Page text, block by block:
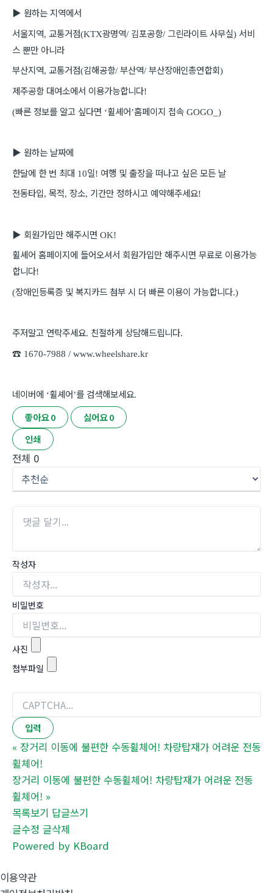
▶ 원하는 지역에서
서울지역, 교통거점(KTX광명역/ 김포공항/ 그린라이트 사무실) 서비
스 뿐만 아니라
부산지역, 교통거점(김해공항/ 부산역/ 부산장애인총연합회)
제주공항 대여소에서 이용가능합니다!
(빠른 정보를 알고 싶다면 ‘휠셰어’홈페이지 접속 GOGO_)
▶ 원하는 날짜에
한달에 한 번 최대 10일! 여행 및 출장을 떠나고 싶은 모든 날
전동타입, 목적, 장소, 기간만 정하시고 예약해주세요!
▶ 회원가입만 해주시면 OK!
휠셰어 홈페이지에 들어오셔서 회원가입만 해주시면 무료로 이용가능
합니다!
(장애인등록증 및 복지카드 첨부 시 더 빠른 이용이 가능합니다.)
주저말고 연락주세요. 친절하게 상담해드립니다.
☎ 1670-7988 / www.wheelshare.kr
네이버에 ‘휠셰어’를 검색해보세요.
좋아요0 싫어요0
인쇄
전체 0
작성자
비밀번호
사진
첨부파일
« 장거리 이동에 불편한 수동휠체어! 차량탑재가 어려운 전동
휠체어!
장거리 이동에 불편한 수동휠체어! 차량탑재가 어려운 전동
휠체어! »
목록보기 답글쓰기
글수정 글삭제
Powered by KBoard
이용약관